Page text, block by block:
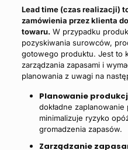
Lead time (czas realizacji)
zamówienia przez klienta
towaru.W przypadku
pozyskiwania surowców,
gotowego produktu. Jest to
zarządzania zapasami i
planowania z uwagi na
Planowanie
dokładne
minimalizuje ryzyko
gromadzenia zapasów.
Zarządzanie